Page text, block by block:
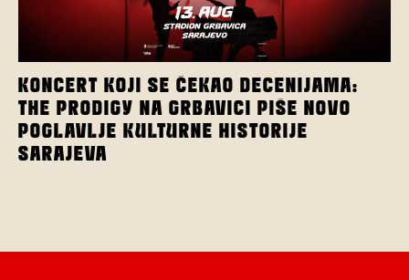
KONCERT KOJI SE ČEKAO DECENIJAMA:
THE PRODIGY NA GRBAVICI PIŠE NOVO
POGLAVLJE KULTURNE HISTORIJE
SARAJEVA